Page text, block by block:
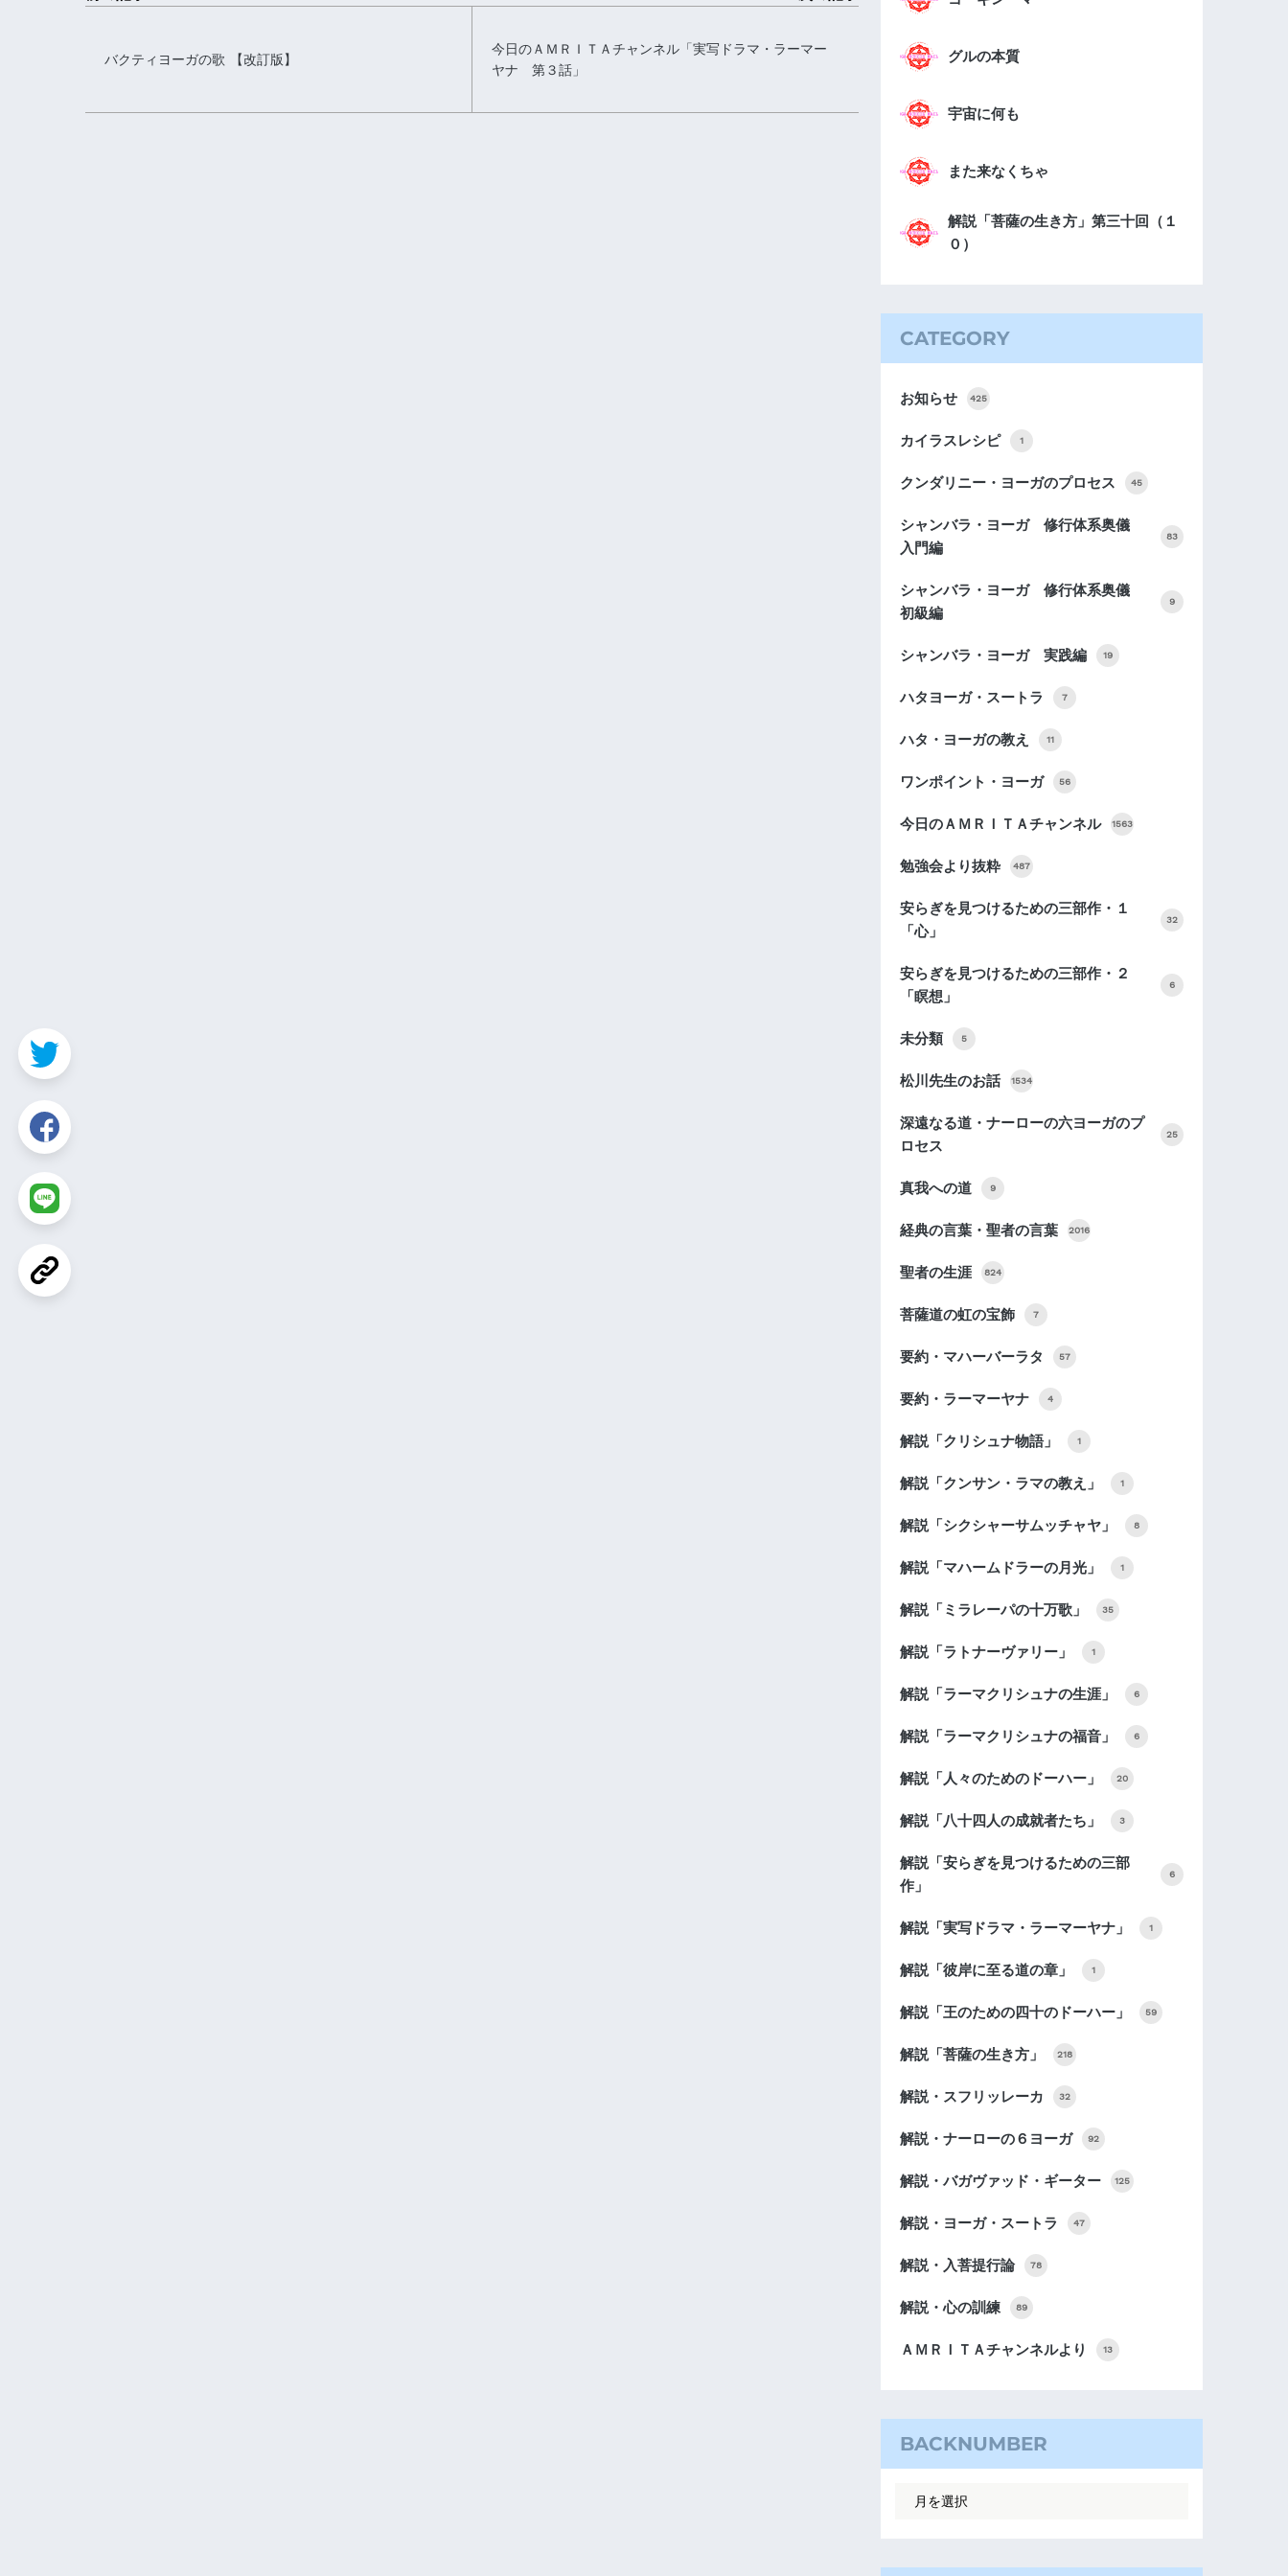
バクティヨーガの歌 【改訂版】
今日のＡＭＲＩＴＡチャンネル「実写ドラマ・ラーマー
ヤナ 第３話」
グルの本質
宇宙に何も
また来なくちゃ
解説「菩薩の生き方」第三十回（１
０）
CATEGORY
お知らせ 425
カイラスレシピ 1
クンダリニー・ヨーガのプロセス 45
シャンバラ・ヨーガ 修行体系奥儀
入門編
83
シャンバラ・ヨーガ 修行体系奥儀
初級編
9
シャンバラ・ヨーガ 実践編 19
ハタヨーガ・スートラ 7
ハタ・ヨーガの教え 11
ワンポイント・ヨーガ 56
今日のＡＭＲＩＴＡチャンネル 1563
勉強会より抜粋 487
安らぎを見つけるための三部作・１
「心」
32
安らぎを見つけるための三部作・２
「瞑想」
6
未分類 5
松川先生のお話 1534
深遠なる道・ナーローの六ヨーガのプ
ロセス
25
真我への道 9
経典の言葉・聖者の言葉 2016
聖者の生涯 824
菩薩道の虹の宝飾 7
要約・マハーバーラタ 57
要約・ラーマーヤナ 4
解説「クリシュナ物語」 1
解説「クンサン・ラマの教え」 1
解説「シクシャーサムッチャヤ」 8
解説「マハームドラーの月光」 1
解説「ミラレーパの十万歌」 35
解説「ラトナーヴァリー」 1
解説「ラーマクリシュナの生涯」 6
解説「ラーマクリシュナの福音」 6
解説「人々のためのドーハー」 20
解説「八十四人の成就者たち」 3
解説「安らぎを見つけるための三部
作」
6
解説「実写ドラマ・ラーマーヤナ」 1
解説「彼岸に至る道の章」 1
解説「王のための四十のドーハー」 59
解説「菩薩の生き方」 218
解説・スフリッレーカ 32
解説・ナーローの６ヨーガ 92
解説・バガヴァッド・ギーター 125
解説・ヨーガ・スートラ 47
解説・入菩提行論 78
解説・心の訓練 89
ＡＭＲＩＴＡチャンネルより 13
BACKNUMBER